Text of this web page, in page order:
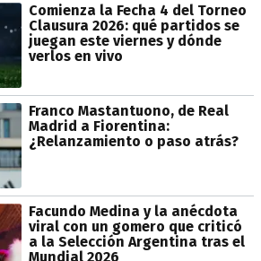
Comienza la Fecha 4 del Torneo
Clausura 2026: qué partidos se
juegan este viernes y dónde
verlos en vivo
Franco Mastantuono, de Real
Madrid a Fiorentina:
¿Relanzamiento o paso atrás?
Facundo Medina y la anécdota
viral con un gomero que criticó
a la Selección Argentina tras el
Mundial 2026